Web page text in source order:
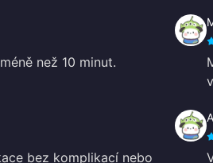
než 10 minut.
bez komplikací nebo